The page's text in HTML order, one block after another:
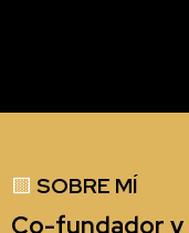
🟨 SOBRE MÍ
Co-fundador y